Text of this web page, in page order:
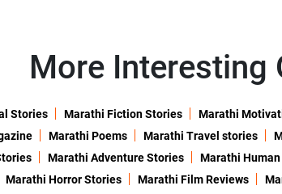
More Interesting
Stories Marathi Fiction Stories Marathi
Marathi Poems Marathi Travel stories
Marathi Adventure Stories Marathi
Marathi Horror Stories Marathi Film Reviews